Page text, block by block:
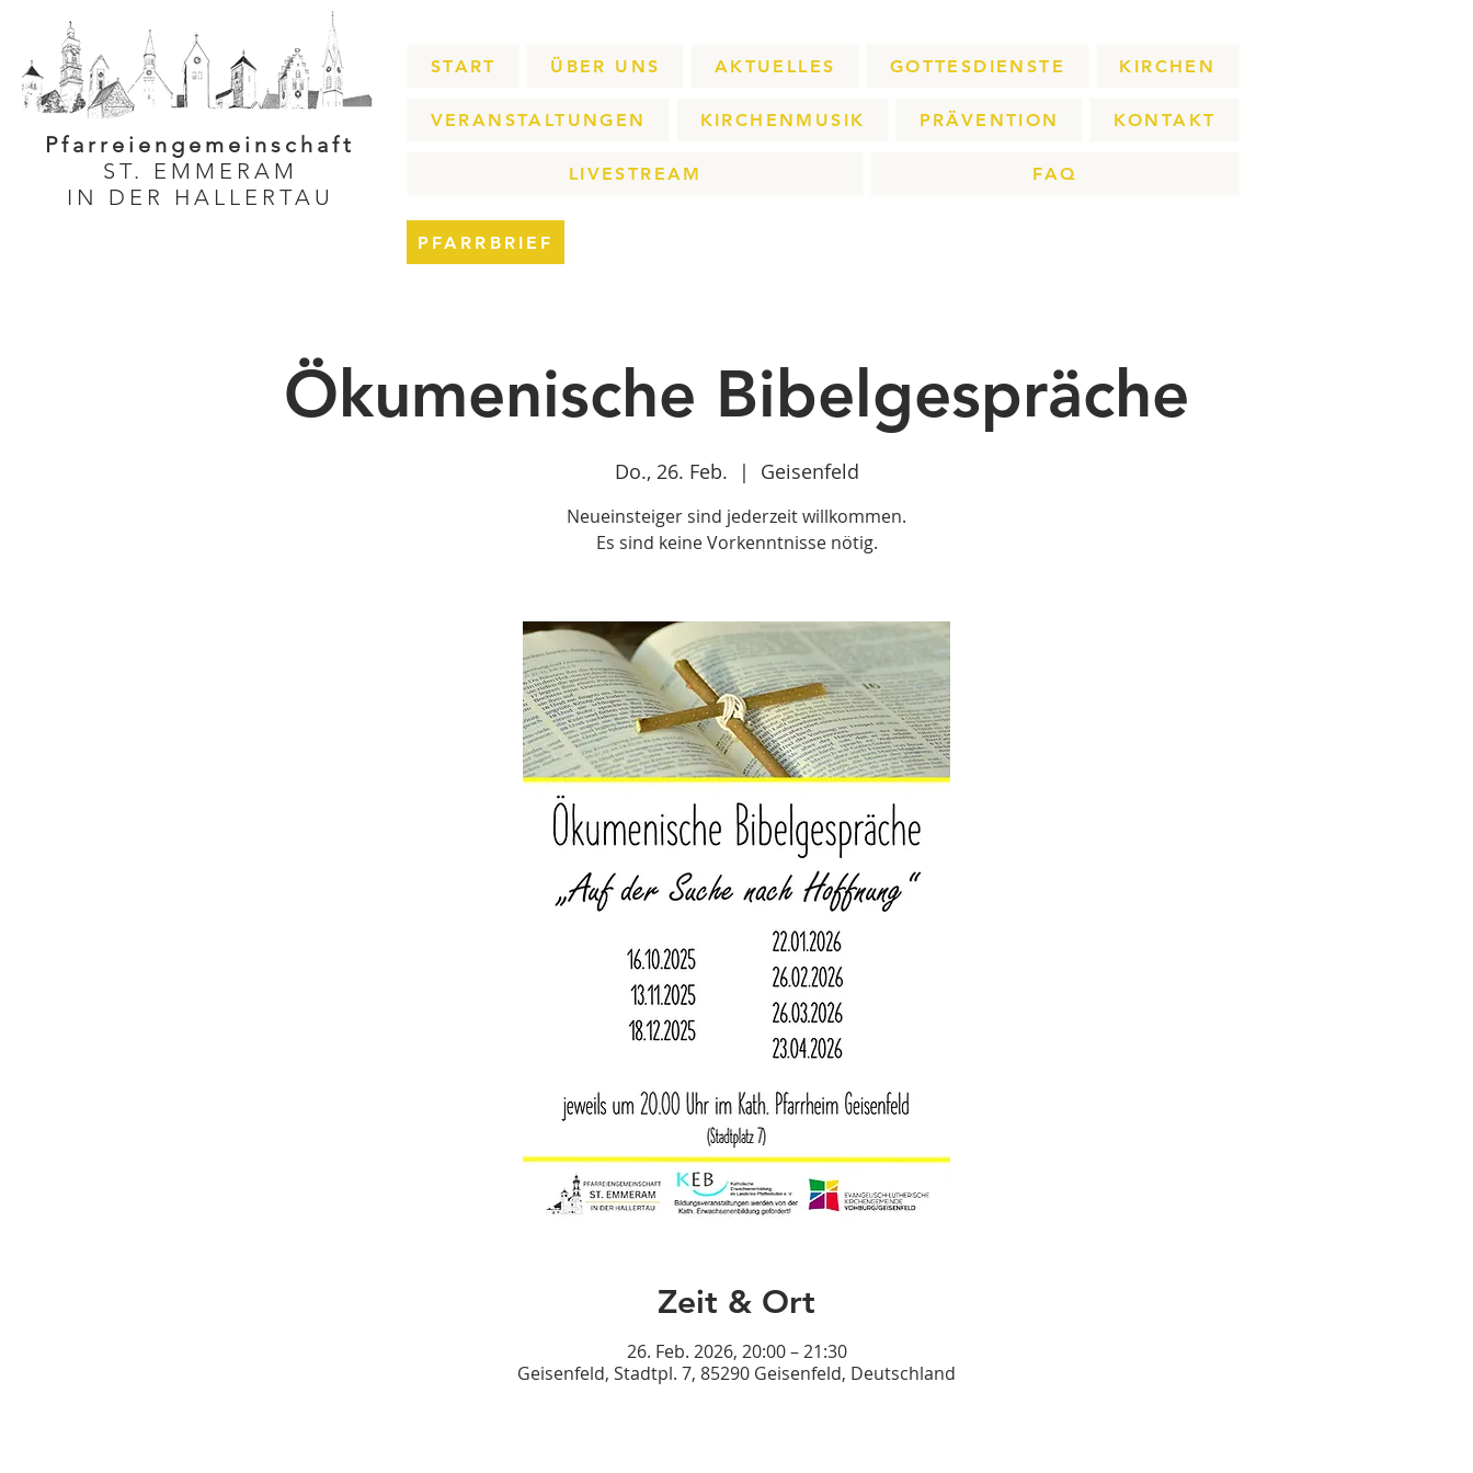
START ÜBER UNS AKTUELLES GOTTESDIENSTE KIRCHEN
VERANSTALTUNGEN KIRCHENMUSIK PRÄVENTION KONTAKT
LIVESTREAM FAQ
Pfarreiengemeinschaft
ST. EMMERAM
IN DER HALLERTAU
PFARRBRIEF
Ökumenische Bibelgespräche
Do., 26. Feb.
  |
Geisenfeld
Neueinsteiger sind jederzeit willkommen.
Es sind keine Vorkenntnisse nötig.
Zeit & Ort
26. Feb. 2026, 20:00 – 21:30
Geisenfeld, Stadtpl. 7, 85290 Geisenfeld, Deutschland